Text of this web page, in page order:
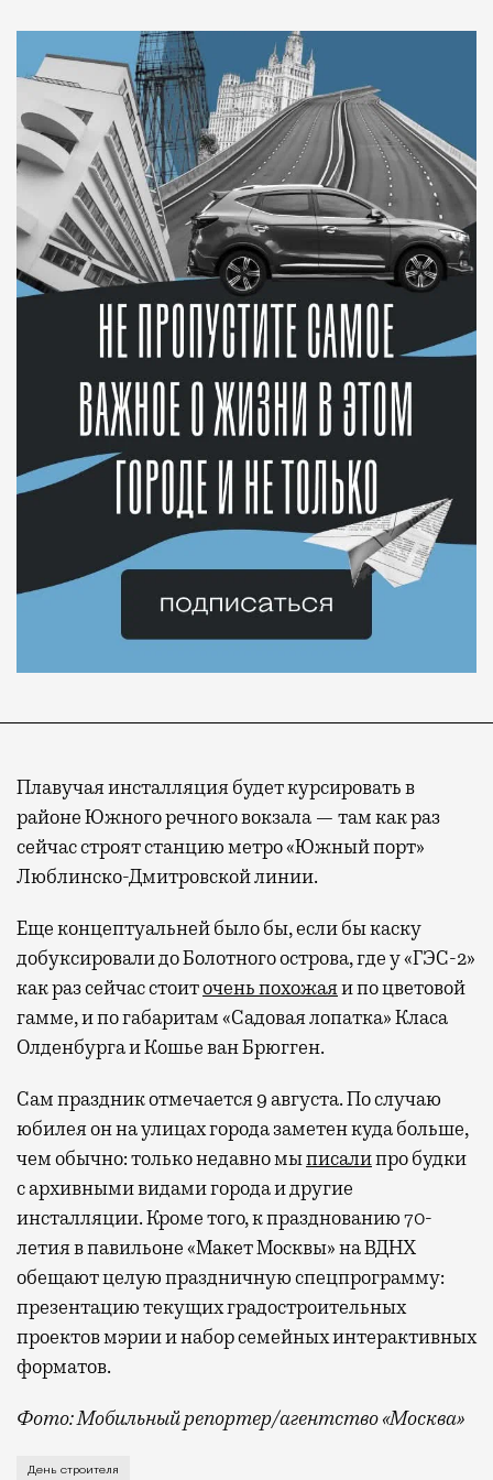
Плавучая инсталляция будет курсировать в
районе Южного речного вокзала — там как раз
сейчас строят станцию метро «Южный порт»
Люблинско-Дмитровской линии.
Еще концептуальней было бы, если бы каску
добуксировали до Болотного острова, где у «ГЭС-2»
как раз сейчас стоиточень похожаяи по цветовой
гамме, и по габаритам «Садовая лопатка» Класа
Олденбурга и Кошье ван Брюгген.
Сам праздник отмечается 9 августа. По случаю
юбилея он на улицах города заметен куда больше,
чем обычно: только недавно мыписалипро будки
с архивными видами города и другие
инсталляции. Кроме того, к празднованию 70-
летия в павильоне «Макет Москвы» на ВДНХ
обещают целую праздничную спецпрограмму:
презентацию текущих градостроительных
проектов мэрии и набор семейных интерактивных
форматов.
Фото: Мобильный репортер/агентство «Москва»
Это каска в фирменных цветах департамента
День строителя